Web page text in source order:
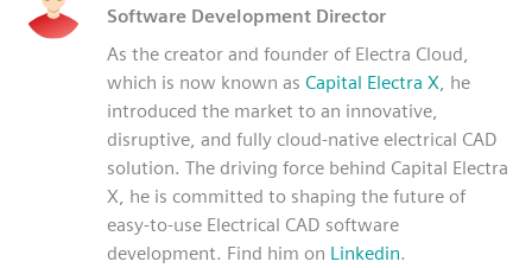
Software Development Director
As the creator and founder of Electra Cloud,
which is now known as Capital Electra X, he
introduced the market to an innovative,
disruptive, and fully cloud-native electrical CAD
solution. The driving force behind Capital Electra
X, he is committed to shaping the future of
easy-to-use Electrical CAD software
development. Find him on Linkedin.